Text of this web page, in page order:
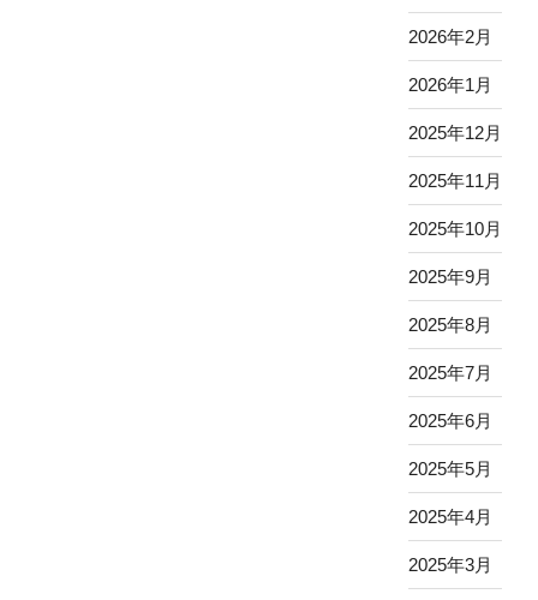
2026年2月
2026年1月
2025年12月
2025年11月
2025年10月
2025年9月
2025年8月
2025年7月
2025年6月
2025年5月
2025年4月
2025年3月